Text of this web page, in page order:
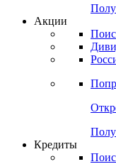
Акции
Кредиты